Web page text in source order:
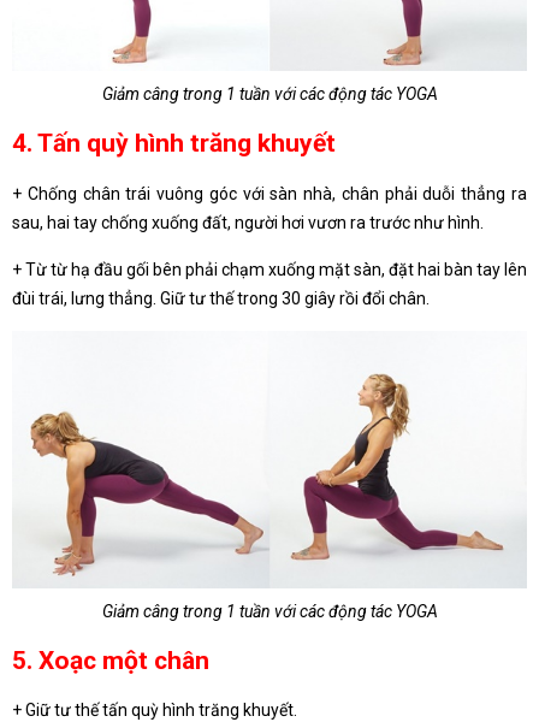
Giảm câng trong 1 tuần với các động tác YOGA
4. Tấn quỳ hình trăng khuyết
+ Chống chân trái vuông góc với sàn nhà, chân phải duỗi thẳng ra
sau, hai tay chống xuống đất, người hơi vươn ra trước như hình.
+ Từ từ hạ đầu gối bên phải chạm xuống mặt sàn, đặt hai bàn tay lên
đùi trái, lưng thẳng. Giữ tư thế trong 30 giây rồi đổi chân.
Giảm câng trong 1 tuần với các động tác YOGA
5. Xoạc một chân
+ Giữ tư thế tấn quỳ hình trăng khuyết.